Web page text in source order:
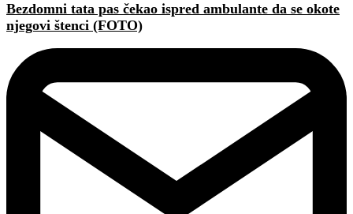
Bezdomni tata pas čekao ispred ambulante da se okote
njegovi štenci (FOTO)